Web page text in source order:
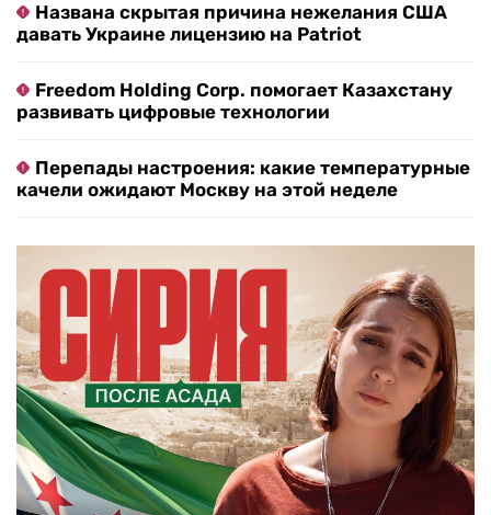
Названа скрытая причина нежелания США
давать Украине лицензию на Patriot
Freedom Holding Corp. помогает Казахстану
развивать цифровые технологии
Перепады настроения: какие температурные
качели ожидают Москву на этой неделе